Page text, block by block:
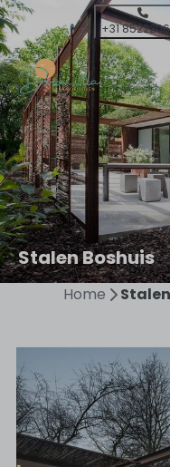
+31
Stalen Boshuis
Home